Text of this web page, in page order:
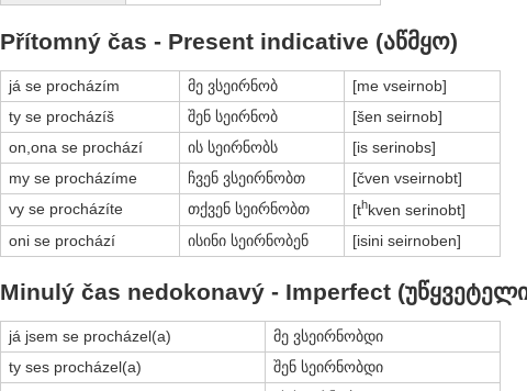
Přítomný čas - Present indicative (აწმყო)
já se procházím მე ვსეირნობ
[me vseirnob]
ty se procházíš
შენ სეირნობ
[šen seirnob]
on,ona se prochází
ის სეირნობს
[is serinobs]
my se procházíme
ჩვენ ვსეირნობთ
[čven vseirnobt]
vy se procházíte
თქვენ სეირნობთ [thkven serinobt]
oni se prochází
ისინი სეირნობენ [isini seirnoben]
Minulý čas nedokonavý - Imperfect
já jsem se procházel(a)
მე ვსეირნობდი
ty ses procházel(a)
შენ სეირნობდი